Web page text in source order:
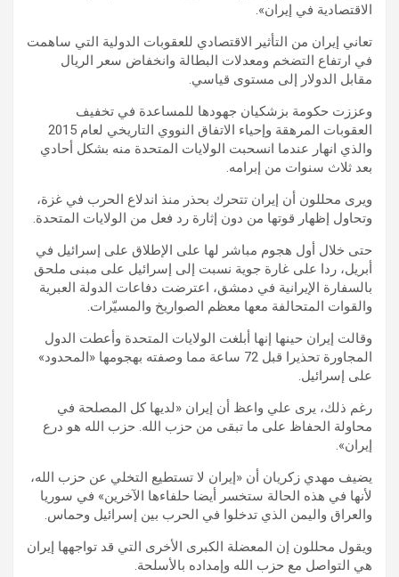
الاقتصادية في إيران».
تعاني إيران من التأثير الاقتصادي للعقوبات الدولية التي ساهمت
في ارتفاع التضخم ومعدلات البطالة وانخفاض سعر الريال
مقابل الدولار إلى مستوى قياسي.
وعززت حكومة بزشكيان جهودها للمساعدة في تخفيف
العقوبات المرهقة وإحياء الاتفاق النووي التاريخي لعام 2015
والذي انهار عندما انسحبت الولايات المتحدة منه بشكل أحادي
بعد ثلاث سنوات من إبرامه.
ويرى محللون أن إيران تتحرك بحذر منذ اندلاع الحرب في غزة،
وتحاول إظهار قوتها من دون إثارة رد فعل من الولايات المتحدة.
حتى خلال أول هجوم مباشر لها على الإطلاق على إسرائيل في
أبريل، ردا على غارة جوية نسبت إلى إسرائيل على مبنى ملحق
بالسفارة الإيرانية في دمشق، اعترضت دفاعات الدولة العبرية
والقوات المتحالفة معها معظم الصواريخ والمسيّرات.
وقالت إيران حينها إنها أبلغت الولايات المتحدة وأعطت الدول
المجاورة تحذيرا قبل 72 ساعة مما وصفته بهجومها «المحدود»
على إسرائيل.
رغم ذلك، يرى علي واعظ أن إيران «لديها كل المصلحة في
محاولة الحفاظ على ما تبقى من حزب الله. حزب الله هو درع
إيران».
يضيف مهدي زكريان أن «إيران لا تستطيع التخلي عن حزب الله،
لأنها في هذه الحالة ستخسر أيضا حلفاءها الآخرين» في سوريا
والعراق واليمن الذي تدخلوا في الحرب بين إسرائيل وحماس.
ويقول محللون إن المعضلة الكبرى الأخرى التي قد تواجهها إيران
هي التواصل مع حزب الله وإمداده بالأسلحة.